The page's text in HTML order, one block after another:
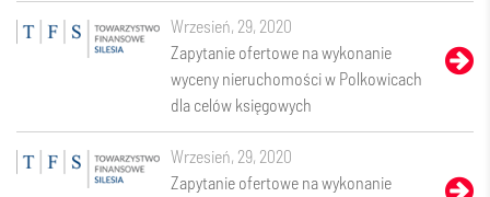
wrzesień, 29, 2020
Zapytanie ofertowe na wykonanie
wyceny nieruchomości w Polkowicach
dla celów księgowych
wrzesień, 29, 2020
Zapytanie ofertowe na wykonanie